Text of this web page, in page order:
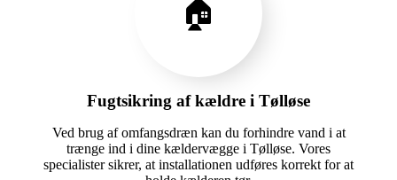
🏠
Fugtsikring af kældre i Tølløse
Ved brug af omfangsdræn kan du forhindre vand i at
trænge ind i dine kældervægge i Tølløse. Vores
specialister sikrer, at installationen udføres korrekt for at